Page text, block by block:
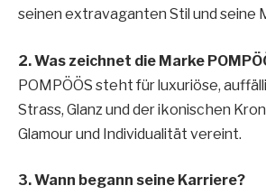
seinen extravaganten Stil und seine
2. Was zeichnet die Marke
POMPÖÖS steht für luxuriöse,
Strass, Glanz und der ikonischen
Glamour und Individualität vereint.
3. Wann begann seine Karriere?